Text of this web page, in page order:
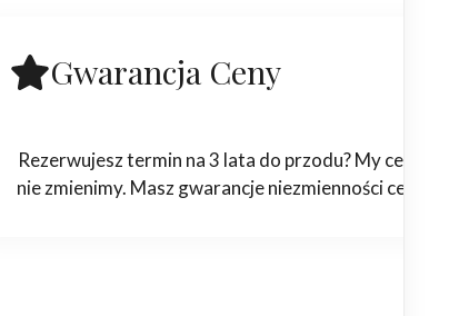
Gwarancja Ceny
Rezerwujesz termin na 3 lata do przodu? My ceny
nie zmienimy. Masz gwarancje niezmienności ceny